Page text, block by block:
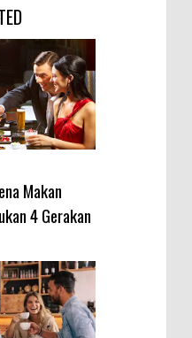
Makan
4 Gerakan